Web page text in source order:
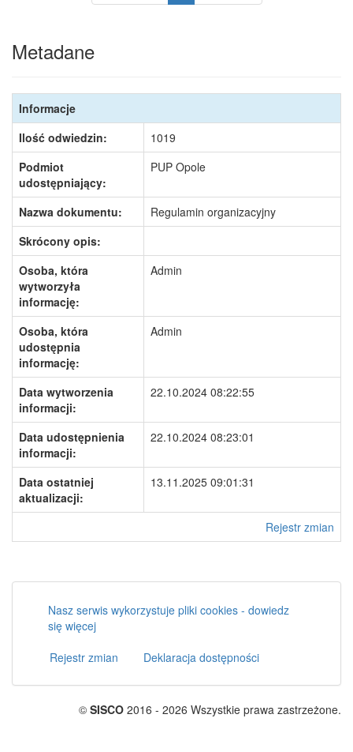
Metadane
Informacje
Ilość odwiedzin:
1019
Podmiot
udostępniający:
PUP Opole
Nazwa dokumentu:
Regulamin organizacyjny
Skrócony opis:
Osoba, która
wytworzyła
informację:
Admin
Osoba, która
udostępnia
informację:
Admin
Data wytworzenia
informacji:
22.10.2024 08:22:55
Data udostępnienia
informacji:
22.10.2024 08:23:01
Data ostatniej
aktualizacji:
13.11.2025 09:01:31
Rejestr zmian
Nasz serwis wykorzystuje pliki cookies - dowiedz
się więcej
Rejestr zmian
Deklaracja dostępności
© SISCO 2016 - 2026 Wszystkie prawa zastrzeżone.